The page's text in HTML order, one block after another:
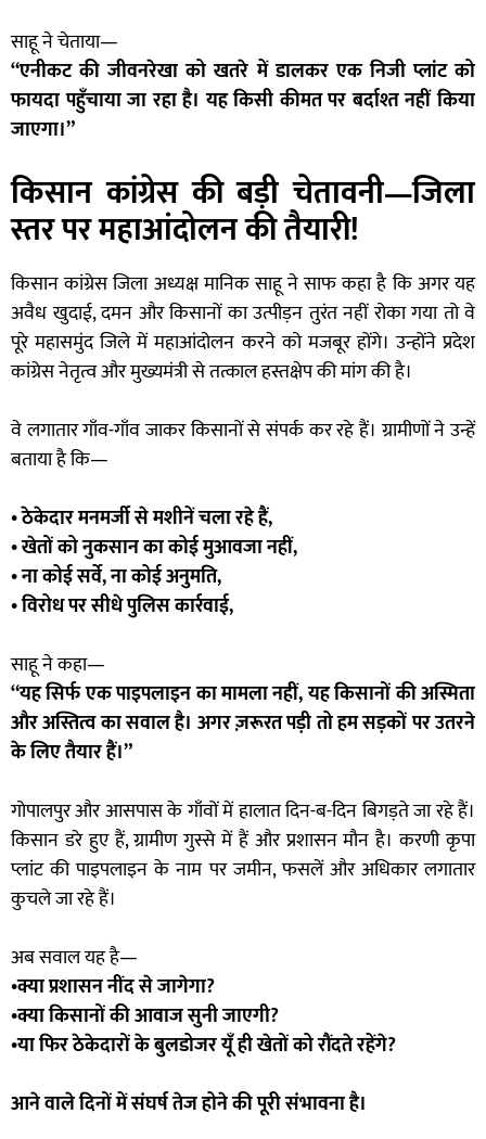
साहू ने चेताया—
“एनीकट की जीवनरेखा को खतरे में डालकर एक निजी प्लांट को
फायदा पहुँचाया जा रहा है। यह किसी कीमत पर बर्दाश्त नहीं किया
जाएगा।”
किसान कांग्रेस की बड़ी चेतावनी—जिला
स्तर पर महाआंदोलन की तैयारी!
किसान कांग्रेस जिला अध्यक्ष मानिक साहू ने साफ कहा है कि अगर यह
अवैध खुदाई, दमन और किसानों का उत्पीड़न तुरंत नहीं रोका गया तो वे
पूरे महासमुंद जिले में महाआंदोलन करने को मजबूर होंगे। उन्होंने प्रदेश
कांग्रेस नेतृत्व और मुख्यमंत्री से तत्काल हस्तक्षेप की मांग की है।
वे लगातार गाँव-गाँव जाकर किसानों से संपर्क कर रहे हैं। ग्रामीणों ने उन्हें
बताया है कि—
• ठेकेदार मनमर्जी से मशीनें चला रहे हैं,
• खेतों को नुकसान का कोई मुआवजा नहीं,
• ना कोई सर्वे, ना कोई अनुमति,
• विरोध पर सीधे पुलिस कार्रवाई,
साहू ने कहा—
“यह सिर्फ एक पाइपलाइन का मामला नहीं, यह किसानों की अस्मिता
और अस्तित्व का सवाल है। अगर ज़रूरत पड़ी तो हम सड़कों पर उतरने
के लिए तैयार हैं।”
गोपालपुर और आसपास के गाँवों में हालात दिन-ब-दिन बिगड़ते जा रहे हैं।
किसान डरे हुए हैं, ग्रामीण गुस्से में हैं और प्रशासन मौन है। करणी कृपा
प्लांट की पाइपलाइन के नाम पर जमीन, फसलें और अधिकार लगातार
कुचले जा रहे हैं।
अब सवाल यह है—
•क्या प्रशासन नींद से जागेगा?
•क्या किसानों की आवाज सुनी जाएगी?
•या फिर ठेकेदारों के बुलडोजर यूँ ही खेतों को रौंदते रहेंगे?
आने वाले दिनों में संघर्ष तेज होने की पूरी संभावना है।